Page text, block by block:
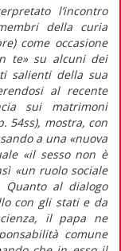
l’incontro
della curia
come occasione
te» su alcuni dei
salienti della sua
al recente
sui matrimoni
54ss), mostra, con
a una «nuova
«il sesso non è
«un ruolo sociale
al dialogo
con gli stati e da
il papa ne
comune